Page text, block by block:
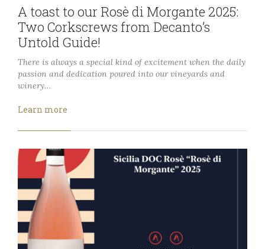
A toast to our Rosè di Morgante 2025:
Two Corkscrews from Decanto’s
Untold Guide!
There is always a special kind of excitement when the daily
passion and dedication poured into our vineyards and
winery…
Learn more